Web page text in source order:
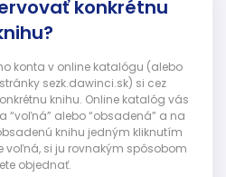
konkrétnu
konta v online katalógu (alebo
sezk.dawinci.sk) si cez
knihu. Online katalóg vás
“voľná” alebo “obsadená” a na
knihu jedným kliknutím
voľná, si ju rovnakým spôsobom
objednať.